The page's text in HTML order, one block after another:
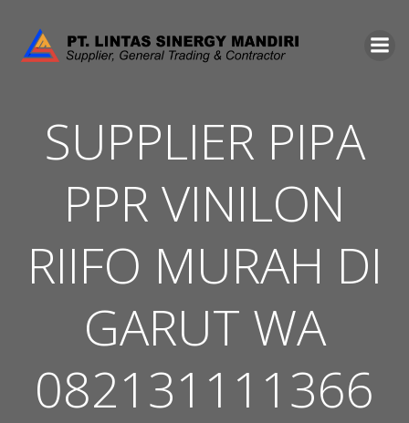
to
content
SUPPLIER PIPA
PPR VINILON
RIIFO MURAH DI
GARUT WA
082131111366